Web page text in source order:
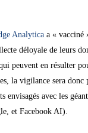
Analytica a « vacciné
déloyale de leurs
peuvent en résulter
la vigilance sera donc
envisagés avec les
et Facebook AI).